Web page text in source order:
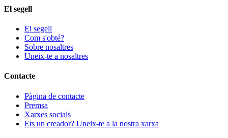
El segell
El segell
Com s'obté?
Sobre nosaltres
Uneix-te a nosaltres
Contacte
Pàgina de contacte
Premsa
Xarxes socials
Ets un creador? Uneix-te a la nostra xarxa